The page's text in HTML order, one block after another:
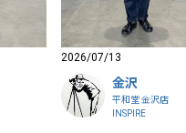
2026/07/13
金沢
平和堂 金沢店
INSPIRE